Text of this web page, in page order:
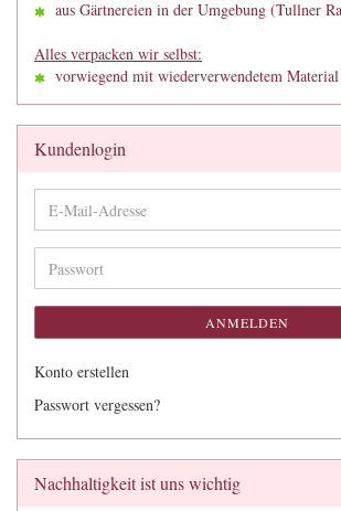
aus Gärtnereien in der Umgebung (Tullner
Alles verpacken wir selbst:
vorwiegend mit wiederverwendetem Material
Kundenlogin
E-
Mail-
Adresse
Passwort
ANMELDEN
Konto erstellen
Passwort vergessen?
Nachhaltigkeit ist uns wichtig